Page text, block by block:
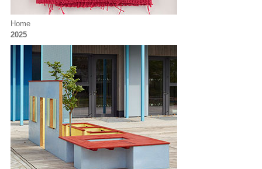
Home
2025